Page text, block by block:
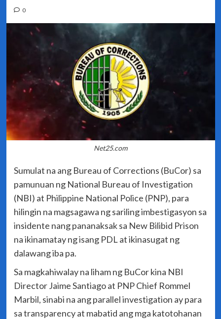
0
Net25.com
Sumulat na ang Bureau of Corrections (BuCor) sa
pamunuan ng National Bureau of Investigation
(NBI) at Philippine National Police (PNP), para
hilingin na magsagawa ng sariling imbestigasyon sa
insidente nang pananaksak sa New Bilibid Prison
na ikinamatay ng isang PDL at ikinasugat ng
dalawang iba pa.
Sa magkahiwalay na liham ng BuCor kina NBI
Director Jaime Santiago at PNP Chief Rommel
Marbil, sinabi na ang parallel investigation ay para
sa transparency at mabatid ang mga katotohanan